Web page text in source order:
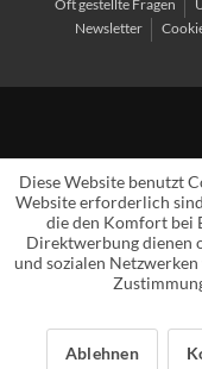
Oft gestellte Fragen
Newsletter
Diese Website benutzt
Website erforderlich
die den Komfort bei
Direktwerbung dienen
und sozialen
Ablehnen